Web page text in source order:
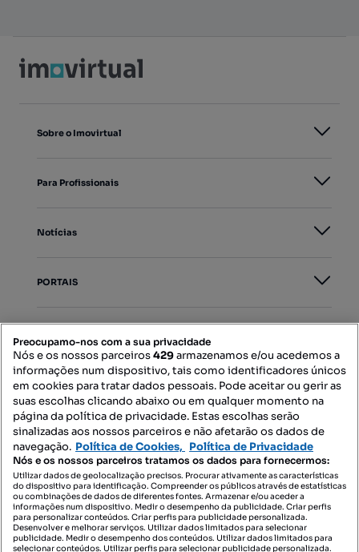
Sobre o Imovirtual
Para Profissionais
Notícias
PORTAIS
Contacte-nos
SIGA-NOS:
DESCARREGAR NA:
Preocupamo-nos com a sua privacidade
Nós e os nossos parceiros429armazenamos e/ou acedemos a
informações num dispositivo, tais como identificadores únicos
em cookies para tratar dados pessoais. Pode aceitar ou gerir as
suas escolhas clicando abaixo ou em qualquer momento na
página da política de privacidade. Estas escolhas serão
sinalizadas aos nossos parceiros e não afetarão os dados de
navegação. Política de Cookies, Política de Privacidade
Nós e os nossos parceiros tratamos os dados para fornecermos:
Utilizar dados de geolocalização precisos. Procurar ativamente as características
do dispositivo para identificação. Compreender os públicos através de estatísticas
ou combinações de dados de diferentes fontes. Armazenar e/ou aceder a
informações num dispositivo. Medir o desempenho da publicidade. Criar perfis
para personalizar conteúdos. Criar perfis para publicidade personalizada.
Desenvolver e melhorar serviços. Utilizar dados limitados para selecionar
publicidade. Medir o desempenho dos conteúdos. Utilizar dados limitados para
selecionar conteúdos. Utilizar perfis para selecionar publicidade personalizada.